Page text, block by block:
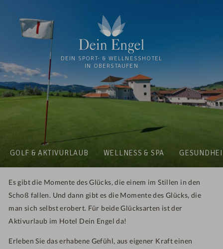
DEIN SPORT- & WELLNESSHOTEL
IN OBERSTAUFEN
GOLF & AKTIVURLAUB WELLNESS & SPA
Es gibt die Momente des Glücks, die einem im Stillen in den
Schoß fallen. Und dann gibt es die Momente des Glücks, die
man sich selbst erobert. Für beide Glücksarten ist der
Aktivurlaub im Hotel Dein Engel da!
Erleben Sie das erhabene Gefühl, aus eigener Kraft einen